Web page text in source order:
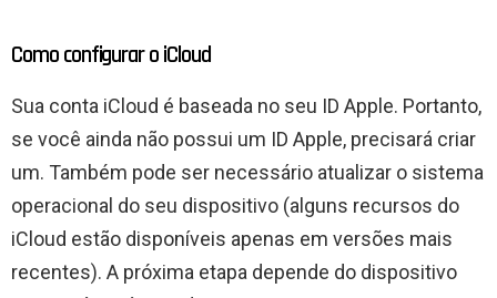
Como configurar o iCloud
Sua conta iCloud é baseada no seu ID Apple. Portanto,
se você ainda não possui um ID Apple, precisará criar
um. Também pode ser necessário atualizar o sistema
operacional do seu dispositivo (alguns recursos do
iCloud estão disponíveis apenas em versões mais
recentes). A próxima etapa depende do dispositivo